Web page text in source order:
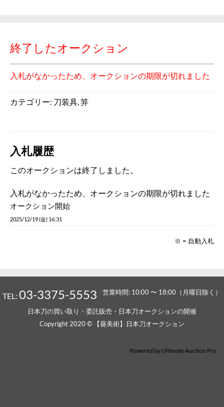
終了したオークション
入札がなかったため、オークションの期限が切れました
カテゴリー: 刀装具,笄
入札履歴
このオークションは終了しました。
入札がなかったため、オークションの期限が切れました
オークション開始
2025/12/19 (金) 16:31
※ = 自動入札
TEL:03-3375-5553 営業時間: 10:00 〜 18:00（月曜日除く）
日本刀の買い取り・委託販売・日本刀オークションの開催
Copyright 2020 © 【葵美術】日本刀オークション
Powered by Ultimate Auction Pro